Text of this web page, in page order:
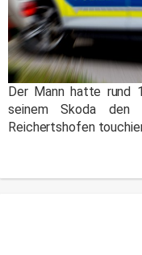
Der Mann hatte rund
seinem Skoda den
Reichertshofen